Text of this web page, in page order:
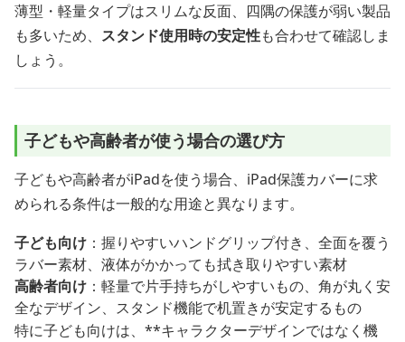
薄型・軽量タイプはスリムな反面、四隅の保護が弱い製品
も多いため、 スタンド使用時の安定性も合わせて確認しま
しょう。
子どもや高齢者が使う場合の選び方
子どもや高齢者がiPadを使う場合、iPad保護カバーに求
められる条件は一般的な用途と異なります。
子ども向け ：握りやすいハンドグリップ付き、全面を覆う
ラバー素材、液体がかかっても拭き取りやすい素材
高齢者向け ：軽量で片手持ちがしやすいもの、角が丸く安
全なデザイン、スタンド機能で机置きが安定するもの
特に子ども向けは、**キャラクターデザインではなく機